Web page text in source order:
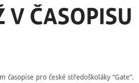
ČASOPISU
pro české středoškoláky “Gate”.